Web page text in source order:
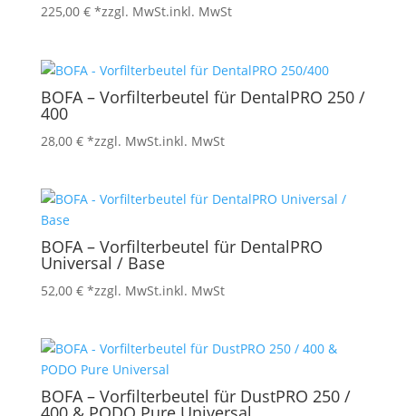
225,00 € *zzgl. MwSt.inkl. MwSt
BOFA – Vorfilterbeutel für DentalPRO 250 /
400
28,00 € *zzgl. MwSt.inkl. MwSt
BOFA – Vorfilterbeutel für DentalPRO
Universal / Base
52,00 € *zzgl. MwSt.inkl. MwSt
BOFA – Vorfilterbeutel für DustPRO 250 /